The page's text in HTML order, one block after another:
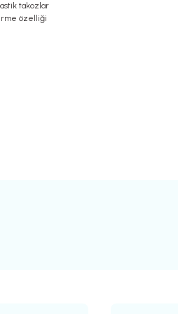
takozlar
özelliği